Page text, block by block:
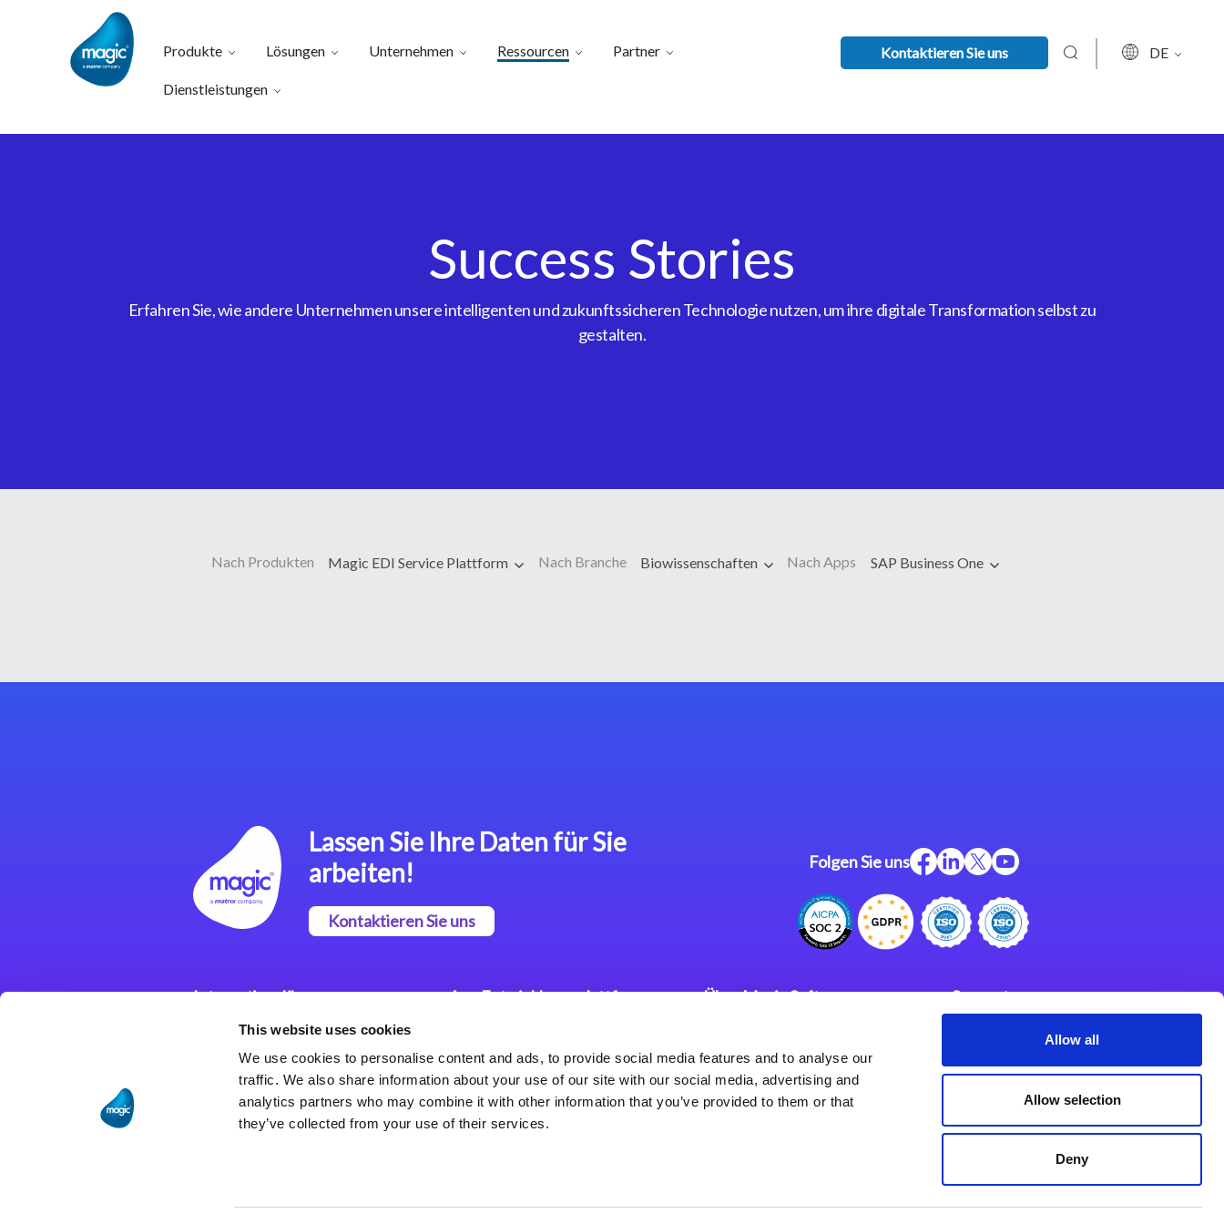
This website uses cookies
We use cookies to personalise content and ads, to provide social media features and to analyse our
traffic. We also share information about your use of our site with our social media, advertising and
analytics partners who may combine it with other information that you’ve provided to them or that
they’ve collected from your use of their services.
Allow all
Allow selection
Deny
Produkte Lösungen Unternehmen Ressourcen Partner
Dienstleistungen
Kontaktieren Sie uns DE
Success Stories
Erfahren Sie, wie andere Unternehmen unsere intelligenten und zukunftssicheren Technologie nutzen, um ihre digitale Transformation selbst zu
gestalten.
Nach Produkten Magic EDI Service Plattform Nach Branche Biowissenschaften Nach Apps SAP Business One
Lassen Sie Ihre Daten für Sie
arbeiten!
Kontaktieren Sie uns
Folgen Sie uns
Integrationslösungen
Magic xpi
Integrationsplattform
App Entwicklungsplattform
Plattform
Magic xpa Web Application
Framework
Über Magic Software
Karriere
Datenschutzerklärung
Weltweite Niederlassungen
Support
Impressum